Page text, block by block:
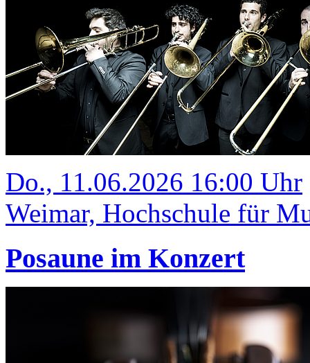
Do., 11.06.2026 16:00 Uhr
Weimar, Hochschule für
Posaune im Konzert